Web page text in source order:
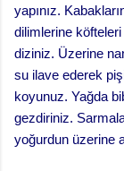
yapınız.
dilimlerine
diziniz. Üzerine
su ilave ederek
koyunuz. Yağda
gezdiriniz.
yoğurdun üzerine